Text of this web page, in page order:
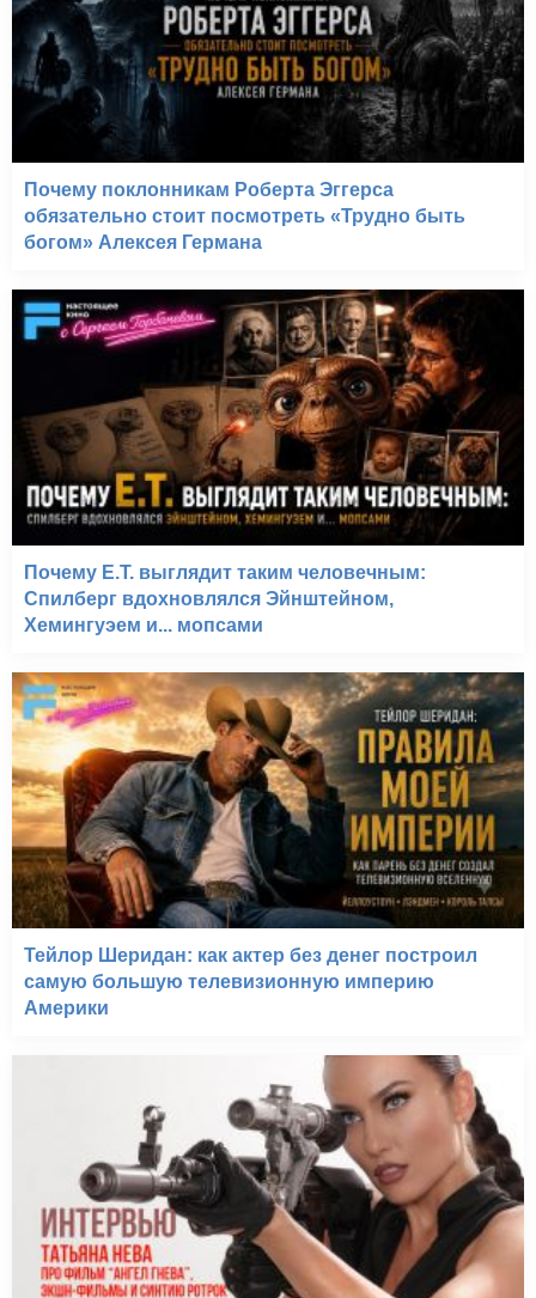
Почему поклонникам Роберта Эггерса
обязательно стоит посмотреть «Трудно быть
богом» Алексея Германа
Почему E.T. выглядит таким человечным:
Спилберг вдохновлялся Эйнштейном,
Хемингуэем и... мопсами
Тейлор Шеридан: как актер без денег построил
самую большую телевизионную империю
Америки